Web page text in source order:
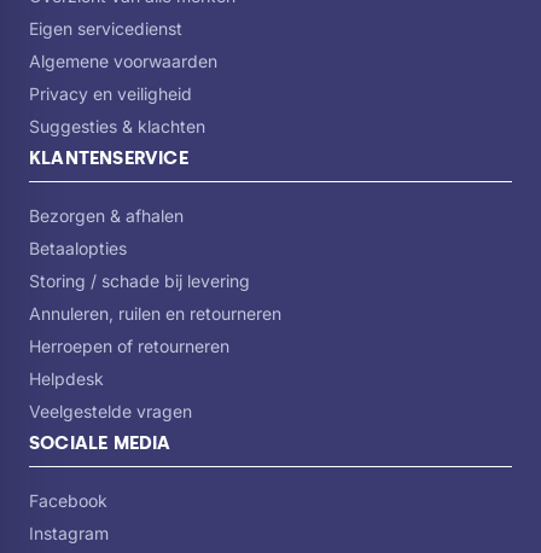
Pelgrim.
Eigen servicedienst
Algemene voorwaarden
Privacy en veiligheid
Suggesties & klachten
KLANTENSERVICE
Bezorgen & afhalen
Betaalopties
Storing / schade bij levering
Annuleren, ruilen en retourneren
Herroepen of retourneren
Helpdesk
Veelgestelde vragen
SOCIALE MEDIA
Facebook
Instagram